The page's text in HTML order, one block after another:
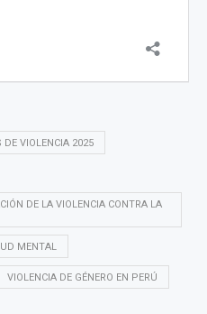
DE VIOLENCIA 2025
DE LA VIOLENCIA CONTRA LA
MENTAL
VIOLENCIA DE GÉNERO EN PERÚ